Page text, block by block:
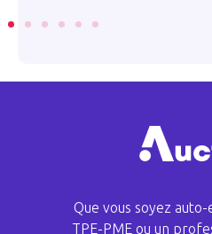
Que vous soyez
TPE-PME ou un